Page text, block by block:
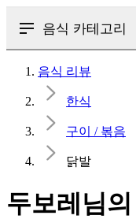
음식 카테고리
음식 리뷰
한식
구이 / 볶음
닭발
두보레님